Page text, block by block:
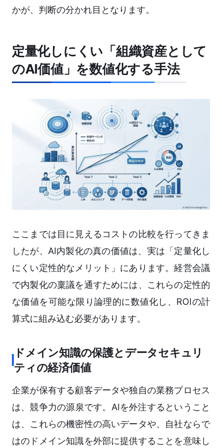
かが、判断の分かれ目となります。
定量化しにくい「組織資産として
のAI価値」を数値化する手法
ここまでは目に見えるコストの比較を行ってきま
したが、AI内製化の真の価値は、実は「定量化し
にくい定性的なメリット」にあります。経営会議
で内製化の稟議を通すためには、これらの定性的
な価値を可能な限り論理的に数値化し、ROIの計
算式に組み込む必要があります。
ドメイン知識の保護とデータセキュリ
ティの経済価値
企業が保有する顧客データや独自の業務プロセス
は、競争力の源泉です。AIを外注するということ
は、これらの機密性の高いデータや、自社ならで
はのドメイン知識を外部に提供することを意味し